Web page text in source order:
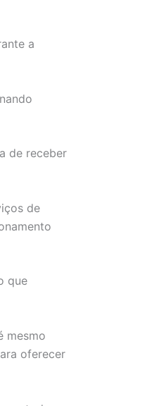
a
de receber
de
que
mesmo
oferecer